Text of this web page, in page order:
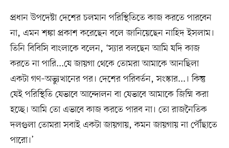
প্রধান উপদেষ্টা দেশের চলমান পরিস্থিতিতে কাজ করতে পারবেন
না, এমন শঙ্কা প্রকাশ করেছেন বলে জানিয়েছেন নাহিদ ইসলাম।
তিনি বিবিসি বাংলাকে বলেন, ‘স্যার বলছেন আমি যদি কাজ
করতে না পারি...যে জায়গা থেকে তোমরা আমাকে আনছিলা
একটা গণ–অভ্যুত্থানের পর। দেশের পরিবর্তন, সংস্কার...। কিন্তু
যেই পরিস্থিতি যেভাবে আন্দোলন বা যেভাবে আমাকে জিম্মি করা
হচ্ছে। আমি তো এভাবে কাজ করতে পারব না। তো রাজনৈতিক
দলগুলা তোমরা সবাই একটা জায়গায়, কমন জায়গায় না পৌঁছাতে
পারো।’